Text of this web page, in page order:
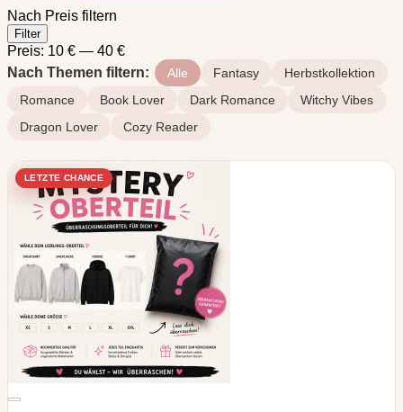
Nach Preis filtern
Min.
Preis
Max.
Preis
Filter
Preis: 10 € — 40 €
Nach Themen filtern:
Alle Fantasy
Herbstkollektion
Romance
Book Lover Dark Romance
Witchy Vibes
Dragon Lover
Cozy Reader
NEUHEIT
LETZTE CHANCE